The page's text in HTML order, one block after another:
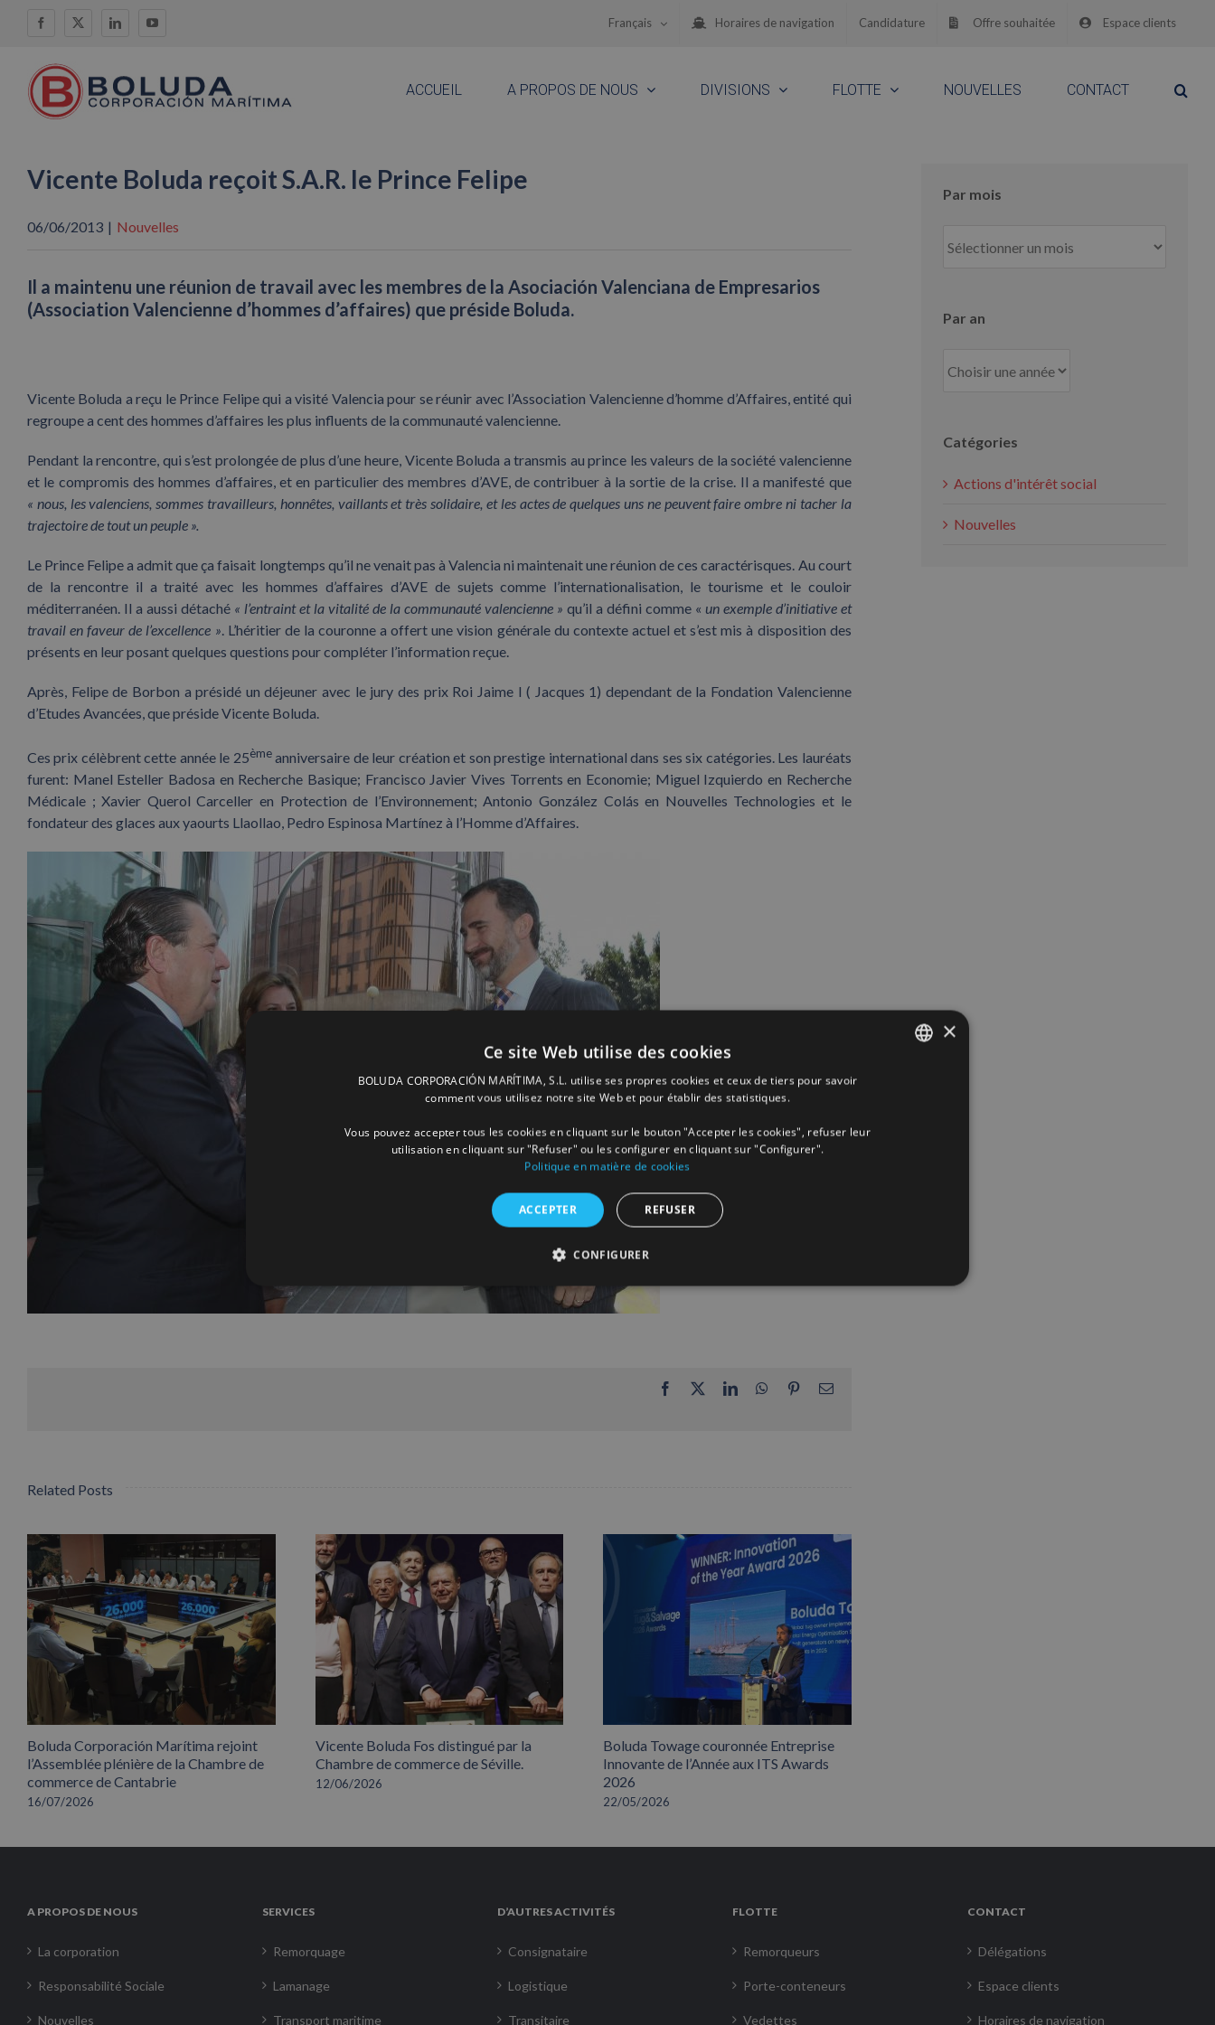
Facebook
X LinkedInYouTube Français Horaires de navigation Candidature Offre souhaitée Espace clients
ACCUEIL A PROPOS DE NOUS DIVISIONS FLOTTE NOUVELLES CONTACT
Vicente Boluda reçoit S.A.R. le Prince Felipe
06/06/2013 | Nouvelles
Il a maintenu une réunion de travail avec les membres de la Asociación Valenciana de Empresarios
(Association Valencienne d’hommes d’affaires) que préside Boluda.
Vicente Boluda a reçu le Prince Felipe qui a visité Valencia pour se réunir avec l’Association Valencienne d’homme d’Affaires, entité qui
regroupe a cent des hommes d’affaires les plus influents de la communauté valencienne.
Pendant la rencontre, qui s’est prolongée de plus d’une heure, Vicente Boluda a transmis au prince les valeurs de la société valencienne
et le compromis des hommes d’affaires, et en particulier des membres d’AVE, de contribuer à la sortie de la crise. Il a manifesté que
« nous, les valenciens, sommes travailleurs, honnêtes, vaillants et très solidaire, et les actes de quelques uns ne peuvent faire ombre ni tacher la
trajectoire de tout un peuple ».
Le Prince Felipe a admit que ça faisait longtemps qu’il ne venait pas à Valencia ni maintenait une réunion de ces caractérisques. Au court
de la rencontre il a traité avec les hommes d’affaires d’AVE de sujets comme l’internationalisation, le tourisme et le couloir
méditerranéen. Il a aussi détaché « l’entraint et la vitalité de la communauté valencienne » qu’il a défini comme « un exemple d’initiative et
travail en faveur de l’excellence ». L’héritier de la couronne a offert une vision générale du contexte actuel et s’est mis à disposition des
présents en leur posant quelques questions pour compléter l’information reçue.
Après, Felipe de Borbon a présidé un déjeuner avec le jury des prix Roi Jaime I ( Jacques 1) dependant de la Fondation Valencienne
d’Etudes Avancées, que préside Vicente Boluda.
Ces prix célèbrent cette année le 25èmeanniversaire de leur création et son prestige international dans ses six catégories. Les lauréats
furent: Manel Esteller Badosa en Recherche Basique; Francisco Javier Vives Torrents en Economie; Miguel Izquierdo en Recherche
Médicale ; Xavier Querol Carceller en Protection de l’Environnement; Antonio González Colás en Nouvelles Technologies et le
fondateur des glaces aux yaourts Llaollao, Pedro Espinosa Martínez à l’Homme d’Affaires.
Facebook
X LinkedInWhatsApp
PinterestEmail
Related Posts
Boluda Corporación Marítima rejoint
l’Assemblée plénière de la Chambre de
commerce de Cantabrie
16/07/2026
Vicente Boluda Fos distingué par la
Chambre de commerce de Séville.
12/06/2026
Boluda Towage couronnée Entreprise
Innovante de l’Année aux ITS Awards
2026
22/05/2026
Par mois
mois
Par an
Catégories
Actions d'intérêt social
Nouvelles
A PROPOS DE NOUS
La corporation
Responsabilité Sociale
Nouvelles
SERVICES
Remorquage
Lamanage
Transport maritime
D’AUTRES ACTIVITÉS
Consignataire
Logistique
Transitaire
FLOTTE
Remorqueurs
Porte-conteneurs
Vedettes
CONTACT
Délégations
Espace clients
Horaires de navigation
×
Ce site Web utilise des cookies
BOLUDA CORPORACIÓN MARÍTIMA, S.L. utilise ses propres cookies et ceux de tiers pour savoir
comment vous utilisez notre site Web et pour établir des statistiques.
Vous pouvez accepter tous les cookies en cliquant sur le bouton "Accepter les cookies", refuser leur
utilisation en cliquant sur "Refuser" ou les configurer en cliquant sur "Configurer".
Politique en matière de cookies
ACCEPTER REFUSER
CONFIGURER